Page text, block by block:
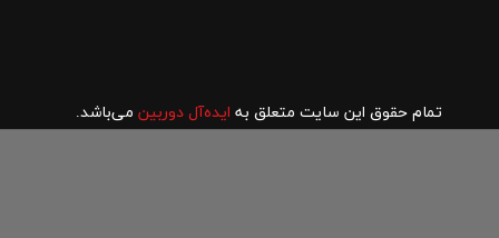
تمام حقوق این سایت متعلق به ایده‌آل دوربین می‌باشد.